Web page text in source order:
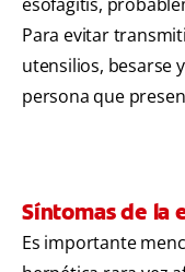
Para evitar
utensilios, besarse
persona que
Síntomas de la
Es importante